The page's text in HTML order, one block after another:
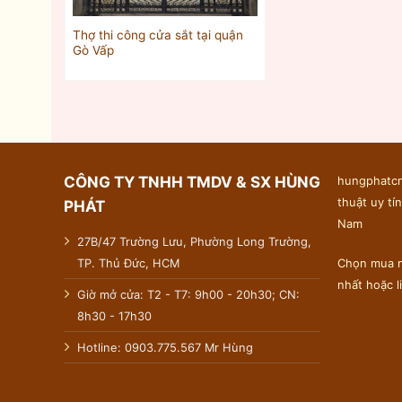
Thợ thi công cửa sắt tại quận
Gò Vấp
CÔNG TY TNHH TMDV & SX HÙNG
PHÁT
27B/47 Trường Lưu, Phường Long Trường,
TP. Thủ Đức, HCM
Giờ mở cửa: T2 - T7: 9h00 - 20h30; CN:
8h30 - 17h30
Hotline: 0903.775.567 Mr Hùng
thuật uy
Nam
Chọn mua
nhất hoặc